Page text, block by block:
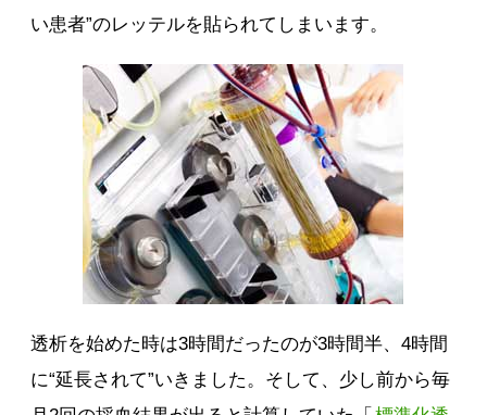
い患者”のレッテルを貼られてしまいます。
透析を始めた時は3時間だったのが3時間半、4時間
に“延長されて”いきました。そして、少し前から毎